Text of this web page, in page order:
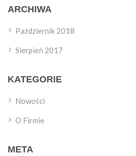
ARCHIWA
Październik 2018
Sierpień 2017
KATEGORIE
Nowości
O Firmie
META